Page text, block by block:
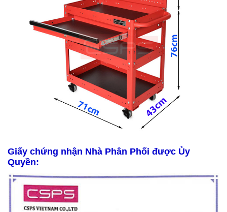
Giấy chứng nhận Nhà Phân Phối được Ủy
Quyền: